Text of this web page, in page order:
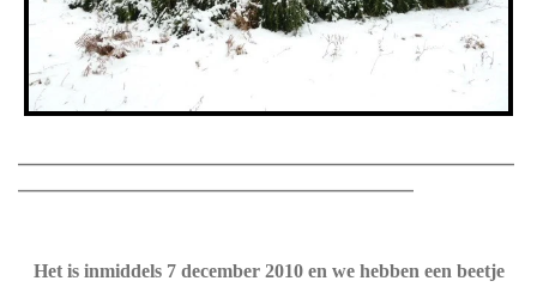
Het is inmiddels 7 december 2010 en we hebben een beetje